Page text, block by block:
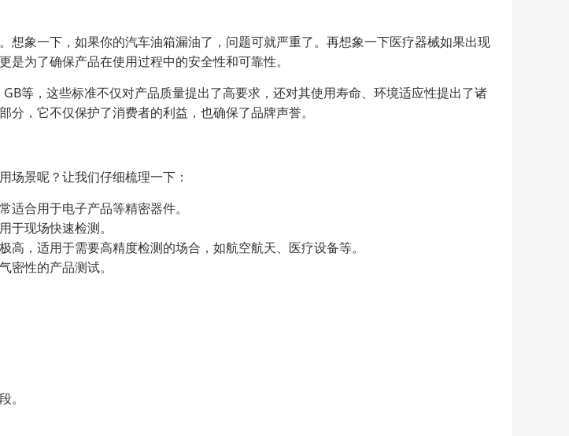
象一下，如果你的汽车油箱漏油了，问题可就严重了。再想象一下医疗器械如果出现
为了确保产品在使用过程中的安全性和可靠性。
等，这些标准不仅对产品质量提出了高要求，还对其使用寿命、环境适应性提出了诸
，它不仅保护了消费者的利益，也确保了品牌声誉。
场景呢？让我们仔细梳理一下：
合用于电子产品等精密器件。
现场快速检测。
，适用于需要高精度检测的场合，如航空航天、医疗设备等。
性的产品测试。
。